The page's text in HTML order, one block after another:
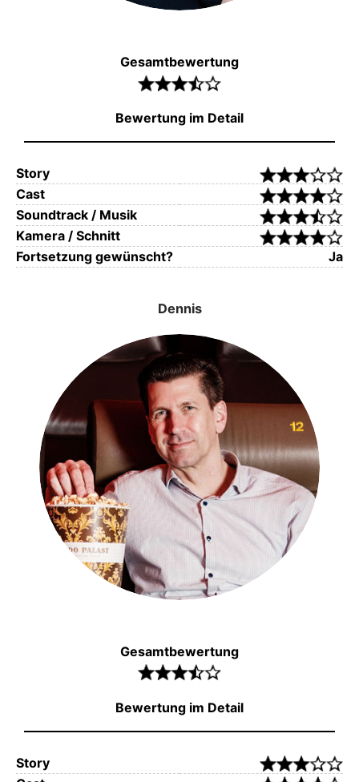
Gesamtbewertung
Bewertung im Detail
Story
Cast
Soundtrack / Musik
Kamera / Schnitt
Fortsetzung gewünscht?
Ja
Dennis
Gesamtbewertung
Bewertung im Detail
Story